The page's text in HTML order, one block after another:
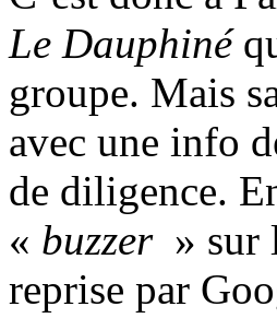
Le Dauphiné
groupe. Mais
avec une info
de diligence.
« buzzer » sur
reprise par